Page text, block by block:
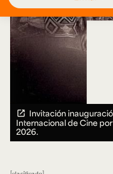
Invitación
Internacional de Cine
2026.